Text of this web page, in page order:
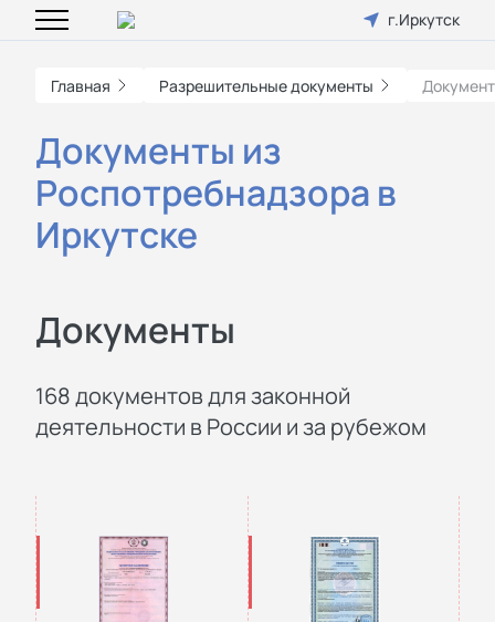
г.Иркутск
Главная Разрешительные документы
Документы из
Роспотребнадзора в
Иркутске
Документы
168 документов для законной
деятельности в России и за рубежом